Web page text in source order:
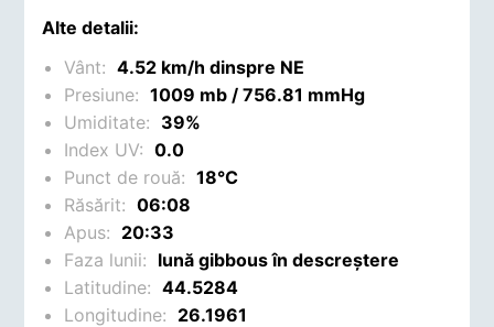
Alte detalii:
Vânt:4.52 km/h dinspre NE
Presiune:1009 mb / 756.81 mmHg
Umiditate: 39%
Index UV:0.0
Punct de rouă:18°C
Răsărit:06:08
Apus: 20:33
Faza lunii: lună gibbous în descreștere
Latitudine:44.5284
Longitudine: 26.1961